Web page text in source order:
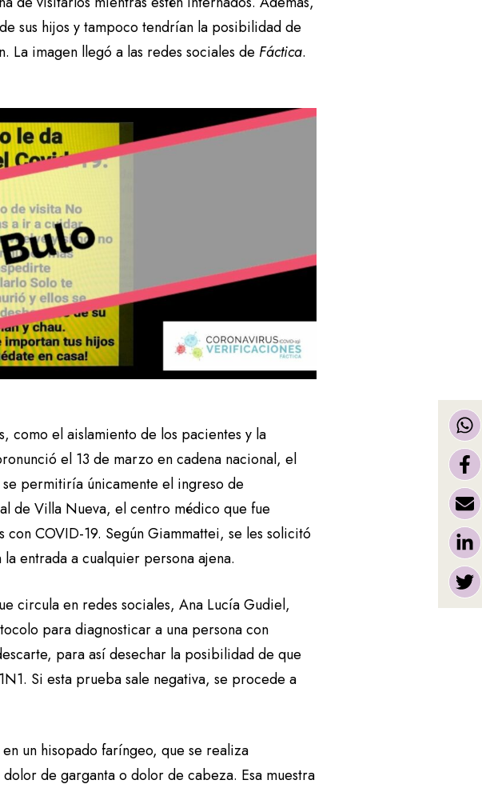
sus hijos y tampoco tendrían la posibilidad de
La imagen llegó a las redes sociales de Fáctica.
como el aislamiento de los pacientes y la
el 13 de marzo en cadena nacional, el
permitiría únicamente el ingreso de
de Villa Nueva, el centro médico que fue
COVID-19. Según Giammattei, se les solicitó
entrada a cualquier persona ajena.
circula en redes sociales, Ana Lucía Gudiel,
para diagnosticar a una persona con
para así desechar la posibilidad de que
Si esta prueba sale negativa, se procede a
un hisopado faríngeo, que se realiza
de garganta o dolor de cabeza. Esa muestra